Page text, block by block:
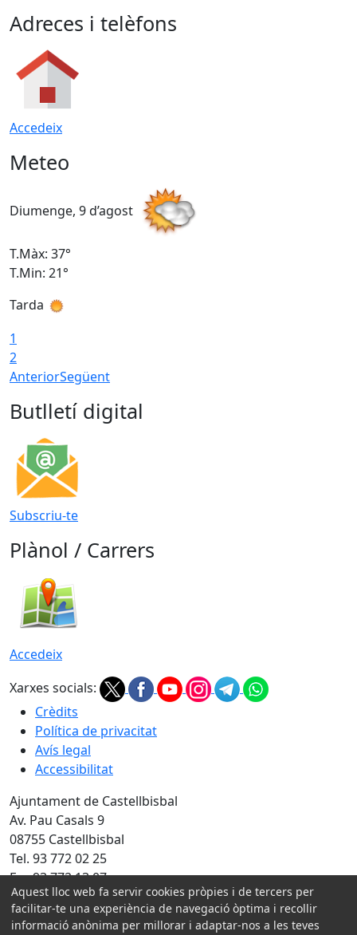
Adreces i telèfons
Accedeix
Meteo
Diumenge, 9 d’agost
T.Màx: 37°
T.Min: 21°
Tarda
1
2
AnteriorSegüent
Butlletí digital
Subscriu-te
Plànol / Carrers
Accedeix
Xarxes socials:
Crèdits
Política de privacitat
Avís legal
Accessibilitat
Ajuntament de Castellbisbal
Av. Pau Casals 9
08755 Castellbisbal
Tel. 93 772 02 25
Fax 93 772 13 07
Amb la col·laboració de:
Aquest lloc web fa servir cookies pròpies i de tercers per
facilitar-te una experiència de navegació òptima i recollir
informació anònima per millorar i adaptar-nos a les teves